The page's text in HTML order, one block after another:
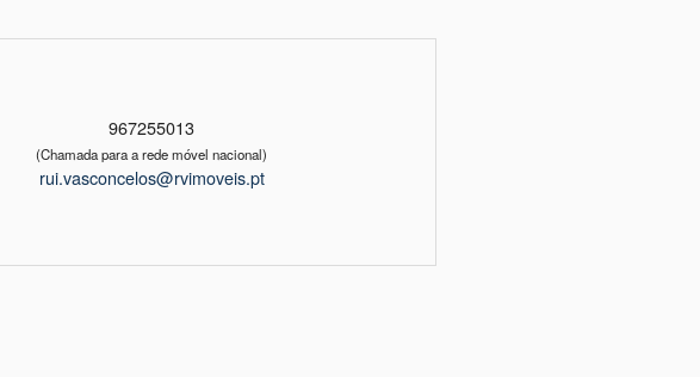
967255013
(Chamada para a rede móvel nacional)
rui.vasconcelos@rvimoveis.pt